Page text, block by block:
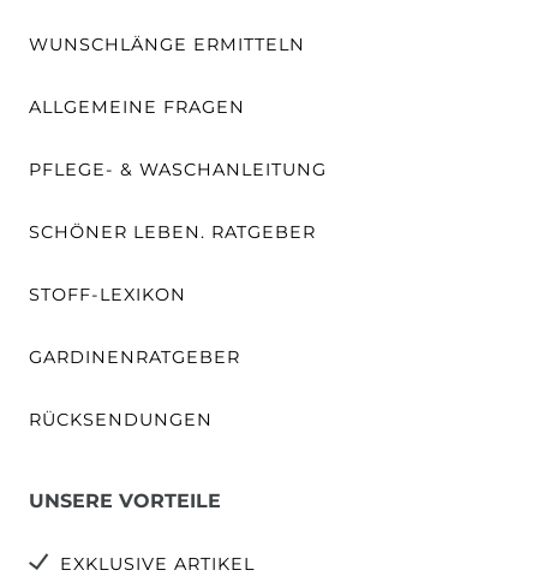
WUNSCHLÄNGE ERMITTELN
ALLGEMEINE FRAGEN
PFLEGE- & WASCHANLEITUNG
SCHÖNER LEBEN. RATGEBER
STOFF-LEXIKON
GARDINENRATGEBER
RÜCKSENDUNGEN
UNSERE VORTEILE
EXKLUSIVE ARTIKEL